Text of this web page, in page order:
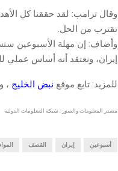
وقال ترامب: لقد حققنا كل
تقترب من الحل.
إيران، ونعتقد أنه أساس عملي
للمزيد: تابع موقع نبض الخليج ،
مصدر المعلومات والصور : شبكة المعلومات الدولية
أسبوعين إيران القصف